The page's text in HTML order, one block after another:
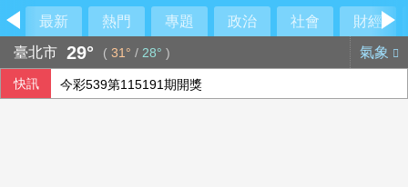
最新 熱門 專題 政治 社會
財經
臺北市 29° ( 31° / 28° ) 氣象
快訊 今彩539第115191期開獎